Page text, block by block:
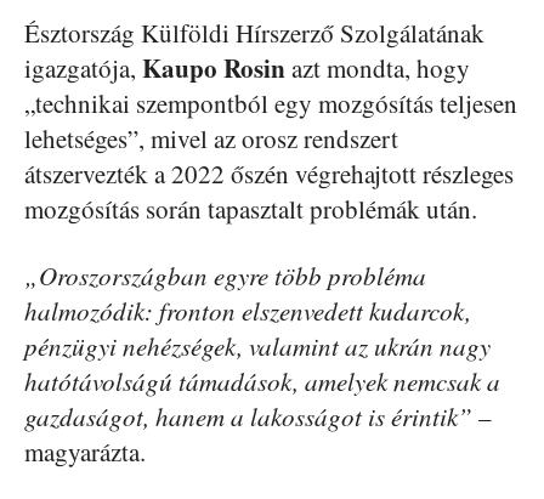
Észtország Külföldi Hírszerző Szolgálatának
igazgatója, Kaupo Rosinazt mondta, hogy
„technikai szempontból egy mozgósítás teljesen
lehetséges”, mivel az orosz rendszert
átszervezték a 2022 őszén végrehajtott részleges
mozgósítás során tapasztalt problémák után.
„Oroszországban egyre több probléma
halmozódik: fronton elszenvedett kudarcok,
pénzügyi nehézségek, valamint az ukrán nagy
hatótávolságú támadások, amelyek nemcsak a
gazdaságot, hanem a lakosságot is érintik” –
magyarázta.